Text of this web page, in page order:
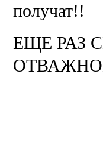
получат!!
ЕЩЕ РАЗ